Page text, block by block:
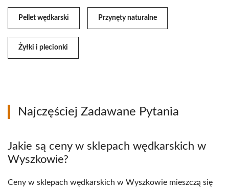
Pellet wędkarski Przynęty naturalne
Żyłki i plecionki
Najczęściej Zadawane Pytania
Jakie są ceny w sklepach wędkarskich w
Wyszkowie?
Ceny w sklepach wędkarskich w Wyszkowie mieszczą się